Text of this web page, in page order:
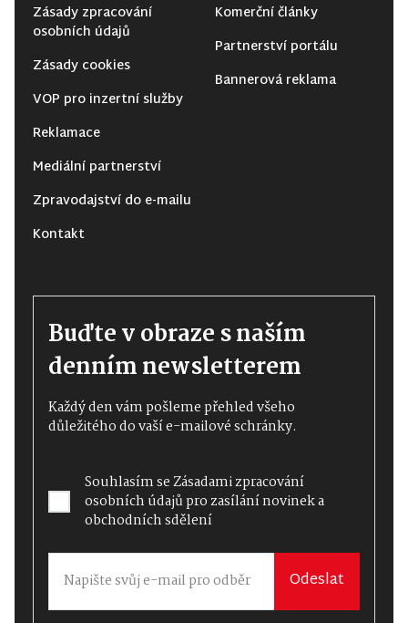
Zásady zpracování
osobních údajů
Zásady cookies
VOP pro inzertní služby
Reklamace
Mediální partnerství
Zpravodajství do e-mailu
Kontakt
Komerční články
Partnerství portálu
Bannerová reklama
Buďte v obraze s naším
denním newsletterem
Každý den vám pošleme přehled všeho
důležitého do vaší e-mailové schránky.
Souhlasím seZásadami zpracování
osobních údajůpro zasílání novinek a
obchodních sdělení
Odeslat